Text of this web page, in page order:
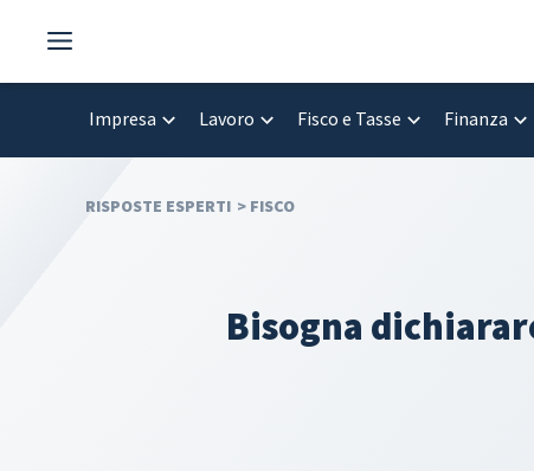
contenuto
Impresa Lavoro Fisco e Tasse Finanza
RISPOSTE ESPERTI > FISCO
Bisogna